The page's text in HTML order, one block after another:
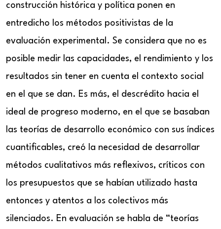
construcción histórica y política ponen en
entredicho los métodos positivistas de la
evaluación experimental. Se considera que no es
posible medir las capacidades, el rendimiento y los
resultados sin tener en cuenta el contexto social
en el que se dan. Es más, el descrédito hacia el
ideal de progreso moderno, en el que se basaban
las teorías de desarrollo económico con sus índices
cuantificables, creó la necesidad de desarrollar
métodos cualitativos más reflexivos, críticos con
los presupuestos que se habían utilizado hasta
entonces y atentos a los colectivos más
silenciados. En evaluación se habla de “teorías